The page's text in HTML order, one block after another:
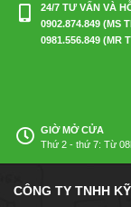
24/7 TƯ VẤN VÀ
0902.874.849 (MS
0981.556.849 (MR
GIỜ MỞ CỬA
Thứ 2 - thứ 7: Từ
CÔNG TY TNHH